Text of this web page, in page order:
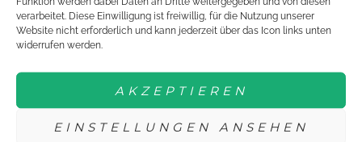
verarbeitet. Diese Einwilligung ist freiwillig, für die Nutzung unserer
Website nicht erforderlich und kann jederzeit über das Icon links unten
widerrufen werden.
AKZEPTIEREN
EINSTELLUNGEN ANSEHEN
BROSCHÜRE TDJE 2015 IN BREMEN
BROSCHÜRE TDJE 201
TDJE-ARCHIV